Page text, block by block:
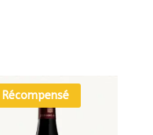
Récompensé